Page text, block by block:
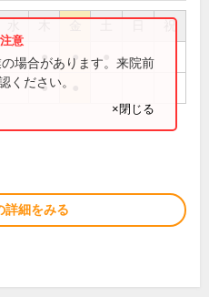
祝
● ●
●
場合があります。来院前
ください。
×閉じる
詳細をみる